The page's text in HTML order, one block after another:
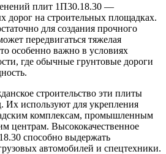
плит 1П30.18.30 —
дорог на строительных площадках.
для создания прочного
передвигаться тяжелая
особенно важно в условиях
где обычные грунтовые дороги
строительство эти плиты
Их используют для укрепления
комплексам, промышленным
центрам. Высококачественное
способно выдержать
автомобилей и спецтехники.